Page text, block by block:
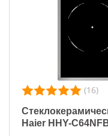
(16)
Haier HHY-